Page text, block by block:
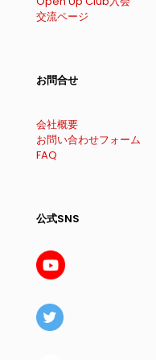
交流ページ
お問合せ
会社概要
お問い合わせフォーム
FAQ
公式SNS